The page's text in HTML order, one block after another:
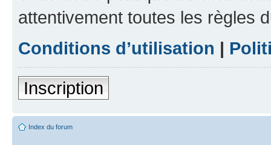
attentivement toutes les règles
Conditions d’utilisation |
Inscription
Index du forum